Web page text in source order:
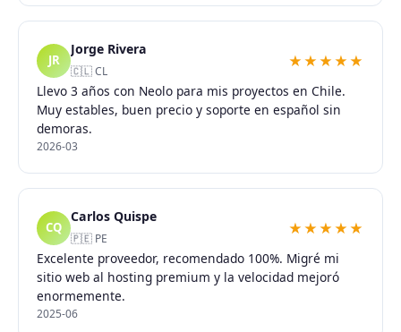
JR
Jorge Rivera
🇨🇱 CL
★★★★★
Llevo 3 años con Neolo para mis proyectos en Chile.
Muy estables, buen precio y soporte en español sin
demoras.
2026-03
CQ
Carlos Quispe
🇵🇪 PE
★★★★★
Excelente proveedor, recomendado 100%. Migré mi
sitio web al hosting premium y la velocidad mejoró
enormemente.
2025-06